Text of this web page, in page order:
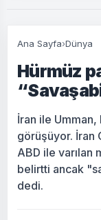
Ana Sayfa›Dünya
Hürmüz
İran ile Umman,
görüşüyor. İran
ABD ile varılan
belirtti ancak
dedi.